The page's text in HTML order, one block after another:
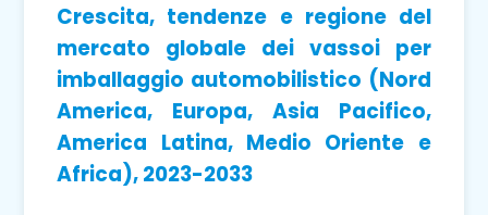
Crescita, tendenze e regione del
mercato globale dei vassoi per
imballaggio automobilistico (Nord
America, Europa, Asia Pacifico,
America Latina, Medio Oriente e
Africa), 2023-2033